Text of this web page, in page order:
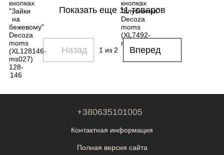
Показать еще 11 товаров
Назад 1 из 2 Вперед
+380635101005
Контактная информация
Полная версия сайта